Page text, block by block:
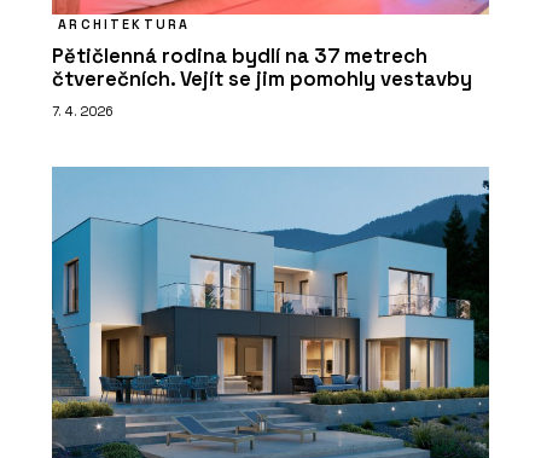
ARCHITEKTURA
Pětičlenná rodina bydlí na 37 metrech
čtverečních. Vejít se jim pomohly vestavby
7. 4. 2026